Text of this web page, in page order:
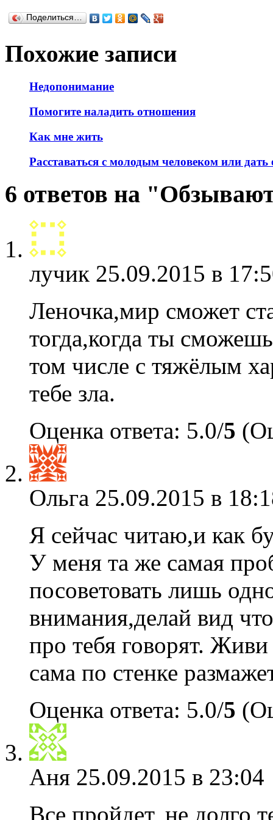
Поделиться…
Похожие записи
Недопонимание
Помогите наладить отношения
Как мне жить
Расставаться с молодым человеком или
6 ответов на
лучик 25.09.2015 в
Леночка,мир сможет
тогда,когда ты
том числе с тяжёлым
тебе зла.
Оценка ответа: 5.0/5
Ольга 25.09.2015 в
Я сейчас читаю,и как
У меня та же самая
посоветовать лишь
внимания,делай вид
про тебя говорят.
сама по стенке
Оценка ответа: 5.0/5
Аня 25.09.2015 в 23:04
Все пройдет, не долго